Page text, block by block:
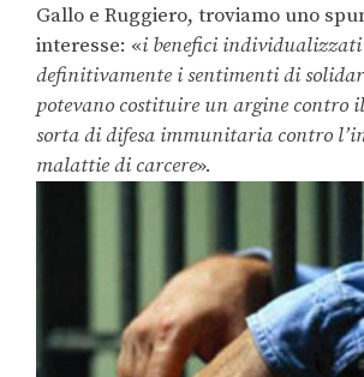
Gallo e Ruggiero, troviamo uno
interesse: «i benefici individualizzati
definitivamente i sentimenti di
potevano costituire un argine contro
sorta di difesa immunitaria contro
malattie di carcere».